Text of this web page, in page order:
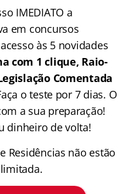
IMEDIATO a
em concursos
às 5 novidades
com 1 clique, Raio-
Comentada
o teste por 7 dias. O
a sua preparação!
dinheiro de volta!
Residências não estão